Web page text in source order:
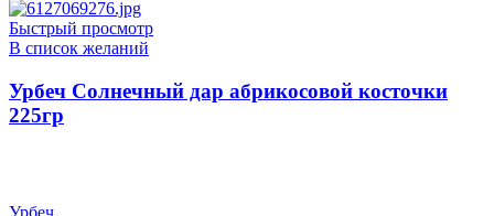
Быстрый просмотр
В список желаний
Урбеч Солнечный дар абрикосовой косточки
225гр